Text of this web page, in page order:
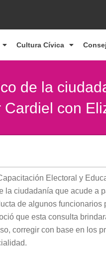
Cultura Cívica
de la
con
Electoral y
la ciudadanía que acude a
de algunos
que esta consulta
corregir con base en los